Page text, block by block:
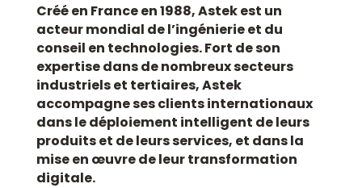
Créé en France en 1988, Astek est un
acteur mondial de l’ingénierie et du
conseil en technologies. Fort de son
expertise dans de nombreux secteurs
industriels et tertiaires, Astek
accompagne ses clients internationaux
dans le déploiement intelligent de leurs
produits et de leurs services, et dans la
mise en œuvre de leur transformation
digitale.